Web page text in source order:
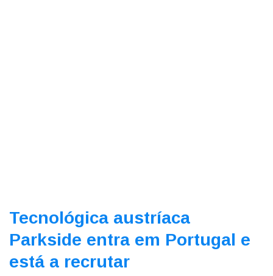
Tecnológica austríaca
Parkside entra em Portugal e
está a recrutar